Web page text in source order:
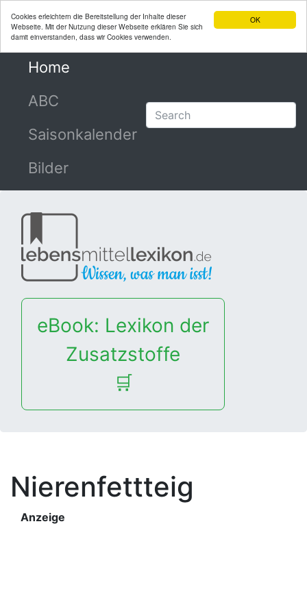
OK
Cookies erleichtern die Bereitstellung der Inhalte dieser
Webseite. Mit der Nutzung dieser Webseite erklären Sie sich
damit einverstanden, dass wir Cookies verwenden.
Home
ABC
Saisonkalender
Bilder
eBook: Lexikon der
Zusatzstoffe
🛒
Nierenfettteig
Anzeige